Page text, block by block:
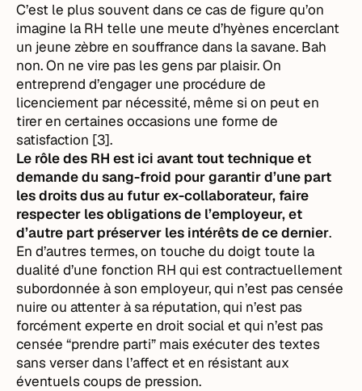
C’est le plus souvent dans ce cas de figure qu’on
imagine la RH telle une meute d’hyènes encerclant
un jeune zèbre en souffrance dans la savane. Bah
non. On ne vire pas les gens par plaisir. On
entreprend d’engager une procédure de
licenciement par nécessité, même si on peut en
tirer en certaines occasions une forme de
satisfaction [3].
Le rôle des RH est ici avant tout technique et
demande du sang-froid pour garantir d’une part
les droits dus au futur ex-collaborateur, faire
respecter les obligations de l’employeur, et
d’autre part préserver les intérêts de ce dernier.
En d’autres termes, on touche du doigt toute la
dualité d’une fonction RH qui est contractuellement
subordonnée à son employeur, qui n’est pas censée
nuire ou attenter à sa réputation, qui n’est pas
forcément experte en droit social et qui n’est pas
censée “prendre parti” mais exécuter des textes
sans verser dans l’affect et en résistant aux
éventuels coups de pression.